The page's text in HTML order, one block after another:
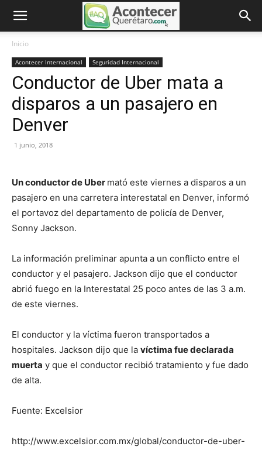
Inicio
Acontecer Internacional Seguridad Internacional
Conductor de Uber mata a
disparos a un pasajero en
Denver
1 junio, 2018
Un conductor de Uber mató este viernes a disparos a un
pasajero en una carretera interestatal en Denver, informó
el portavoz del departamento de policía de Denver,
Sonny Jackson.
La información preliminar apunta a un conflicto entre el
conductor y el pasajero. Jackson dijo que el conductor
abrió fuego en la Interestatal 25 poco antes de las 3 a.m.
de este viernes.
El conductor y la víctima fueron transportados a
hospitales. Jackson dijo que la víctima fue declarada
muerta y que el conductor recibió tratamiento y fue dado
de alta.
Fuente: Excelsior
http://www.excelsior.com.mx/global/conductor-de-uber-